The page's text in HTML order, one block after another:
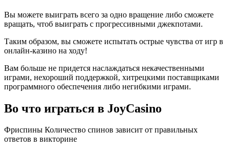
Вы можете выиграть всего за одно вращение либо сможете
вращать, чтоб выиграть с прогрессивными джекпотами.
Таким образом, вы сможете испытать острые чувства от игр в
онлайн-казино на ходу!
Вам больше не придется наслаждаться некачественными
играми, нехороший поддержкой, хитрецкими поставщиками
программного обеспечения либо негибкими играми.
Во что играться в JoyCasino
Фриспины Количество спинов зависит от правильных
ответов в викторине